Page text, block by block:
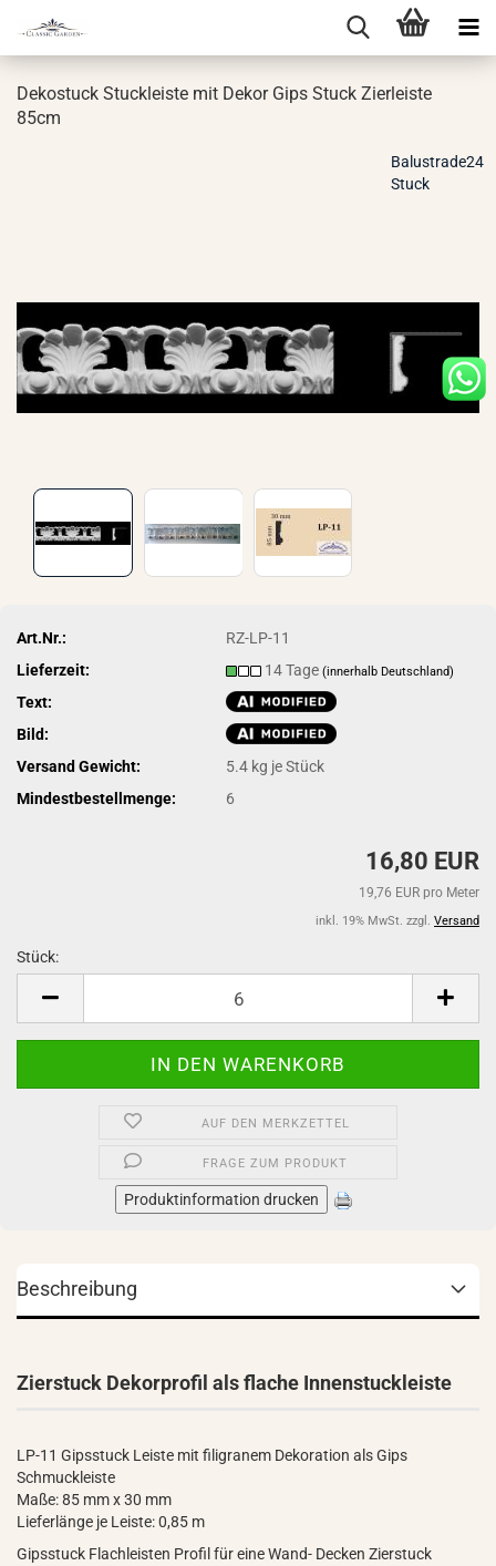
De­kos­tuck Stuck­leis­te mit Dekor Gips Stuck Zier­leis­te
85cm
Balustrade24
Stuck
Art.Nr.:
RZ-LP-11
Lieferzeit:
14 Tage(innerhalb Deutschland)
Text:
Bild:
Versand Gewicht:
5.4 kg je Stück
Mindestbestellmenge:
6
16,80 EUR
19,76 EUR pro Meter
inkl. 19% MwSt. zzgl. Versand
Stück:
AUF DEN MERKZETTEL
FRAGE ZUM PRODUKT
Produktinformation drucken
Beschreibung
Zierstuck Dekorprofil als flache Innenstuckleiste
LP-11 Gipsstuck Leiste mit filigranem Dekoration als Gips
Schmuckleiste
Maße: 85 mm x 30 mm
Lieferlänge je Leiste: 0,85 m
Gipsstuck Flachleisten Profil für eine Wand- Decken Zierstuck